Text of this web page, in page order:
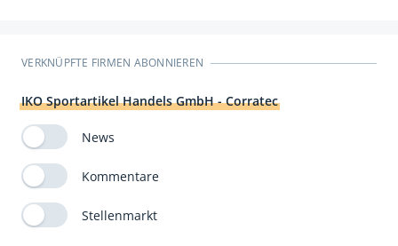
VERKNÜPFTE FIRMEN ABONNIEREN
IKO Sportartikel Handels GmbH - Corratec
News
Kommentare
Stellenmarkt